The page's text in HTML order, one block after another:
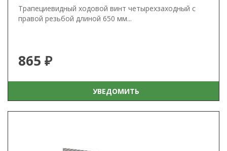
Трапециевидный ходовой винт четырехзаходный с
правой резьбой длиной 650 мм...
865 ₽
УВЕДОМИТЬ